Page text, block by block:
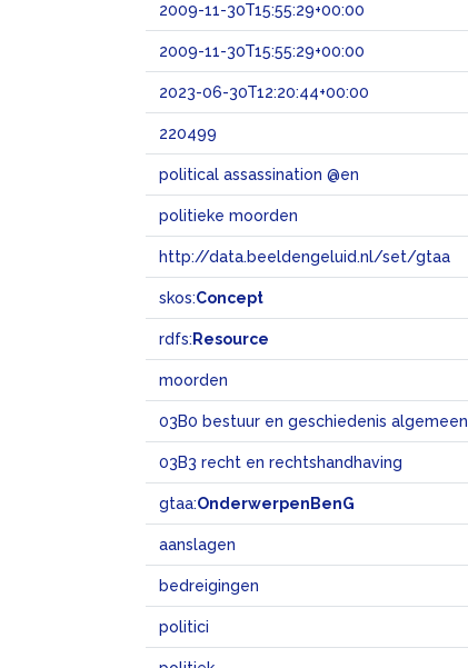
2009-11-30T15:55:29+00:00
2009-11-30T15:55:29+00:00
2023-06-30T12:20:44+00:00
220499
political assassination @en
politieke moorden
http://data.beeldengeluid.nl/set/gtaa
skos:Concept
rdfs: Resource
moorden
03B0 bestuur en geschiedenis algemeen
03B3 recht en rechtshandhaving
gtaa:OnderwerpenBenG
aanslagen
bedreigingen
politici